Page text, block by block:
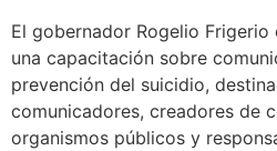
El gobernador Rogelio
una capacitación sobre
prevención del suicidio,
comunicadores, creadores de
organismos públicos y